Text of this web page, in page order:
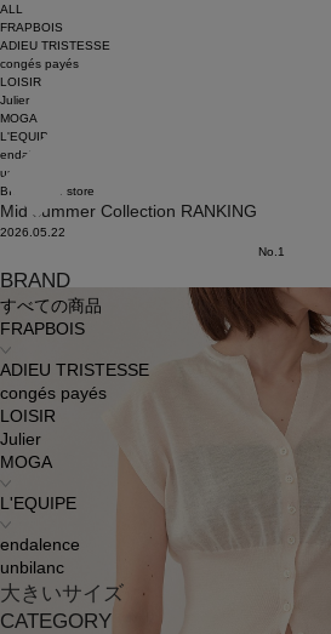
BRAND
すべての商品
FRAPBOIS
ADIEU TRISTESSE
congés payés
LOISIR
Julier
MOGA
L'EQUIPE
endalence
unbilanc
大きいサイズ
CATEGORY
ALL
FRAPBOIS
ADIEU TRISTESSE
congés payés
LOISIR
Julier
MOGA
L'EQUIPE
endalence
unbilanc
BIGI online store
Mid summer Collection RANKING
2026.05.22
No.1